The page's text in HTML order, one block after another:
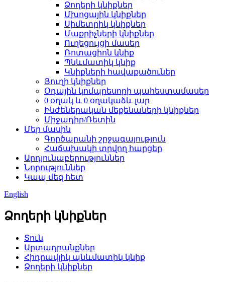
Ձողերի կնիքներ
Մխոցային կնիքներ
Սիմետրիկ կնիքներ
Մաքրիչների կնիքներ
Ուղեցույցի մասեր
Ռոտացիոն կնիք
Պնևմատիկ կնիք
Կնիքների հավաքածուներ
Յուղի կնիքներ
Օդային կոմպրեսորի պահեստամասեր
0 օղակ և 0 օղակաձև լար
Ինժեներական մեքենաների կնիքներ
Միջադիր/Ռետին
Մեր մասին
Գործարանի շրջագայություն
Հաճախակի տրվող հարցեր
Արդյունաբերություններ
Նորություններ
Կապ մեզ հետ
English
Ձողերի կնիքներ
Տուն
Արտադրանքներ
Հիդրավլիկ պնևմատիկ կնիք
Ձողերի կնիքներ